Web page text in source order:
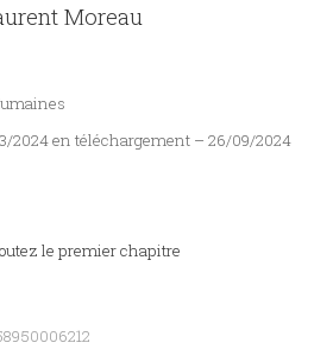
Moreau
2024 en téléchargement – 26/09/2024
le premier chapitre